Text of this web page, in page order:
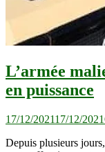
L’armée
en puissance
17/12/202117/12/2021
Depuis plusieurs